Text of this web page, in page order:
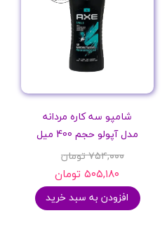
شامپو سه کاره مردانه
مدل آپولو حجم 400 میل
۷۵۴,۰۰۰ تومان
۵۰۵,۱۸۰ تومان
افزودن به سبد خرید